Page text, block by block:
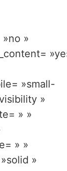
»
»small-
»
» »
» »
»